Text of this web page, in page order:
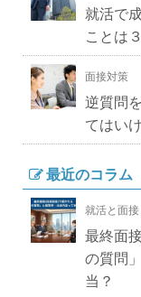
就活で
ことは
面接対策
逆質問
てはい
最近のコラム
就活と面接
最終面
の質問
当？